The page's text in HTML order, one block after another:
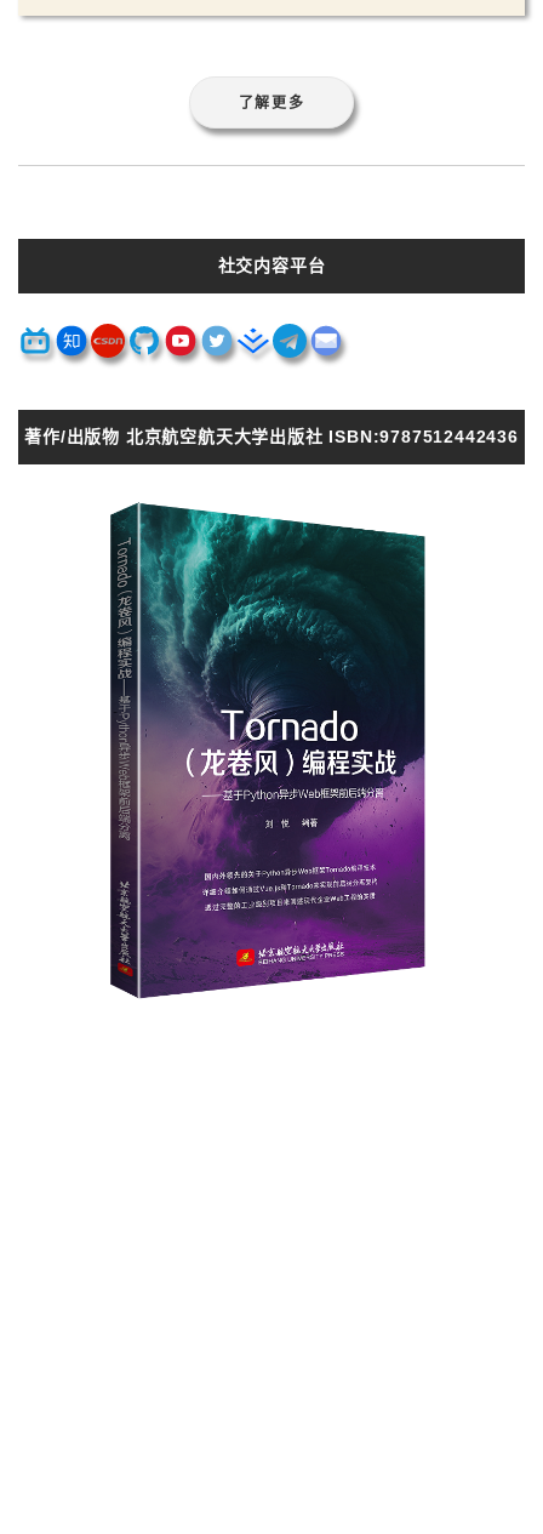
了解更多
社交内容平台
著作/出版物 北京航空航天大学出版社 ISBN:9787512442436